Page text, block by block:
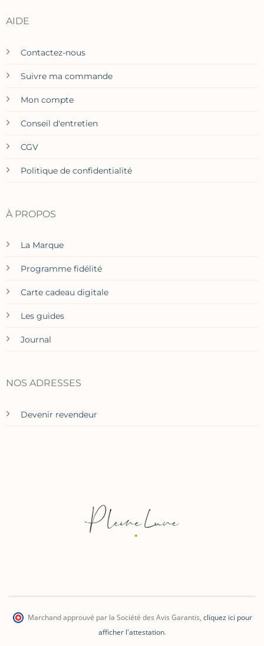
AIDE
Contactez-nous
Suivre ma commande
Mon compte
Conseil d'entretien
CGV
Politique de confidentialité
À PROPOS
La Marque
Programme fidélité
Carte cadeau digitale
Les guides
Journal
NOS ADRESSES
Devenir revendeur
Marchand approuvé par la Société des Avis Garantis, cliquez ici pour
afficher l'attestation.